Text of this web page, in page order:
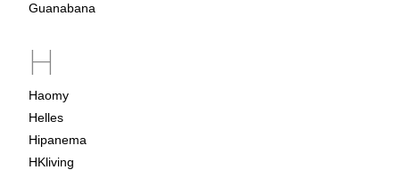
Guanabana
H
Haomy
Helles
Hipanema
HKliving